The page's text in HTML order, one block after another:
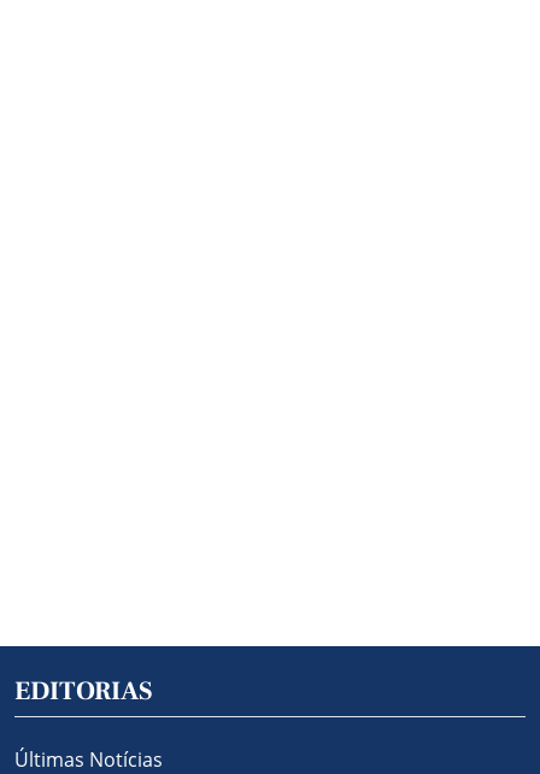
EDITORIAS
Últimas Notícias